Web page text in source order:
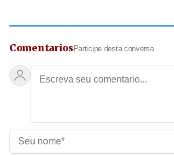
Comentarios Participe desta conversa